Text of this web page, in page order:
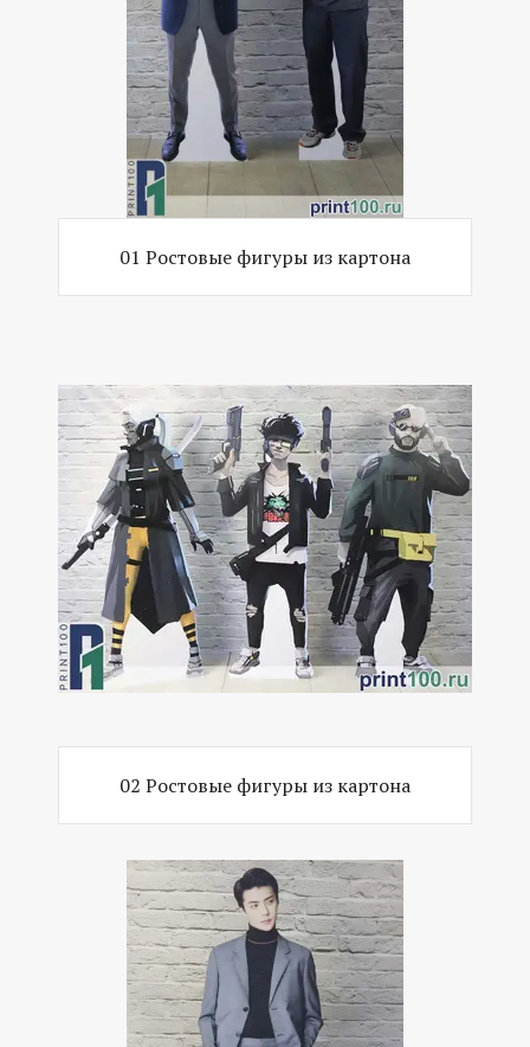
01 Ростовые фигуры из картона
02 Ростовые фигуры из картона